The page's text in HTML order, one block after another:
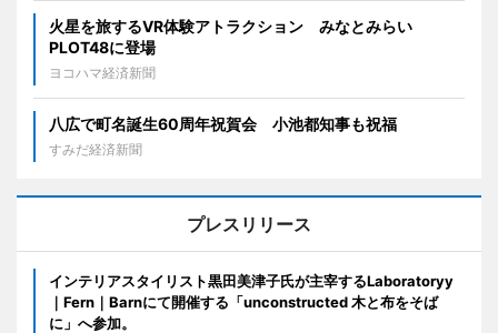
火星を旅するVR体験アトラクション みなとみらい
PLOT48に登場
ヨコハマ経済新聞
八広で町名誕生60周年祝賀会 小池都知事も祝福
すみだ経済新聞
プレスリリース
インテリアスタイリスト黒田美津子氏が主宰するLaboratoryy
｜Fern｜Barnにて開催する「unconstructed 木と布をそば
に」へ参加。